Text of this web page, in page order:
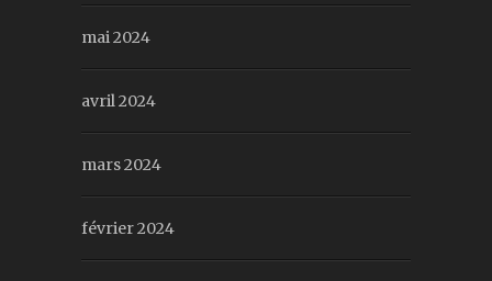
mai 2024
avril 2024
mars 2024
février 2024